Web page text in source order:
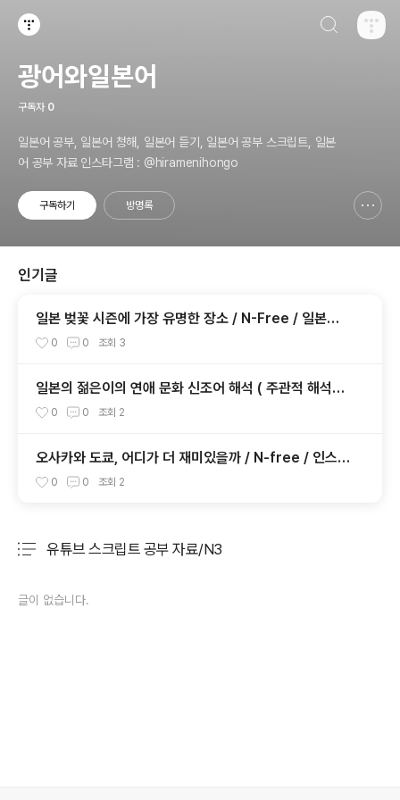
광어와일본어
구독자 0
일본어 공부, 일본어 청해, 일본어 듣기, 일본어 공부 스크립트, 일본
어 공부 자료 인스타그램 : @hiramenihongo
구독하기 방명록
인기글
일본 벚꽃 시즌에 가장 유명한 장소 / N-Free / 일본어
듣기 테스트
0 0 조회 3
일본의 젊은이의 연애 문화 신조어 해석 ( 주관적 해석입
니다..)
0 0 조회 2
오사카와 도쿄, 어디가 더 재미있을까 / N-free / 인스타
/ 20250918
0 0 조회 2
유튜브 스크립트 공부 자료/N3
글이 없습니다.